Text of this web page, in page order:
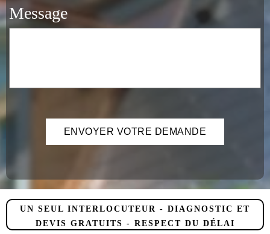
Message
UN SEUL INTERLOCUTEUR - DIAGNOSTIC ET
DEVIS GRATUITS - RESPECT DU DÉLAI